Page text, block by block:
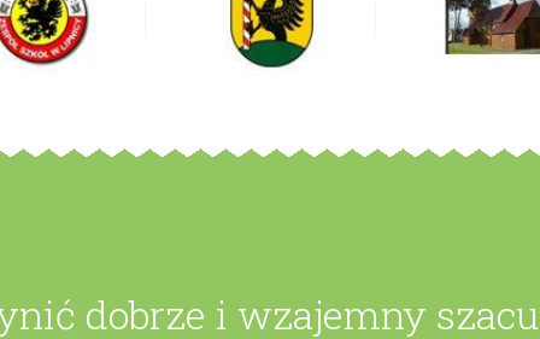
dobrze i wzajemny